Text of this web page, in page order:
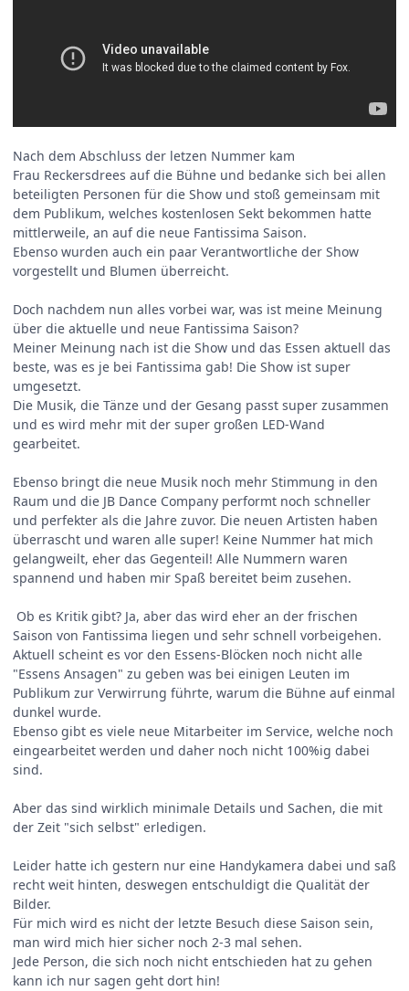
Nach dem Abschluss der letzen Nummer kam
Frau Reckersdrees auf die Bühne und bedanke sich bei allen
beteiligten Personen für die Show und stoß gemeinsam mit
dem Publikum, welches kostenlosen Sekt bekommen hatte
mittlerweile, an auf die neue Fantissima Saison.
Ebenso wurden auch ein paar Verantwortliche der Show
vorgestellt und Blumen überreicht.
Doch nachdem nun alles vorbei war, was ist meine Meinung
über die aktuelle und neue Fantissima Saison?
Meiner Meinung nach ist die Show und das Essen aktuell das
beste, was es je bei Fantissima gab! Die Show ist super
umgesetzt.
Die Musik, die Tänze und der Gesang passt super zusammen
und es wird mehr mit der super großen LED-Wand
gearbeitet.
Ebenso bringt die neue Musik noch mehr Stimmung in den
Raum und die JB Dance Company performt noch schneller
und perfekter als die Jahre zuvor. Die neuen Artisten haben
überrascht und waren alle super! Keine Nummer hat mich
gelangweilt, eher das Gegenteil! Alle Nummern waren
spannend und haben mir Spaß bereitet beim zusehen.
Ob es Kritik gibt? Ja, aber das wird eher an der frischen
Saison von Fantissima liegen und sehr schnell vorbeigehen.
Aktuell scheint es vor den Essens-Blöcken noch nicht alle
"Essens Ansagen" zu geben was bei einigen Leuten im
Publikum zur Verwirrung führte, warum die Bühne auf einmal
dunkel wurde.
Ebenso gibt es viele neue Mitarbeiter im Service, welche noch
eingearbeitet werden und daher noch nicht 100%ig dabei
sind.
Aber das sind wirklich minimale Details und Sachen, die mit
der Zeit "sich selbst" erledigen.
Leider hatte ich gestern nur eine Handykamera dabei und saß
recht weit hinten, deswegen entschuldigt die Qualität der
Bilder.
Für mich wird es nicht der letzte Besuch diese Saison sein,
man wird mich hier sicher noch 2-3 mal sehen.
Jede Person, die sich noch nicht entschieden hat zu gehen
kann ich nur sagen geht dort hin!